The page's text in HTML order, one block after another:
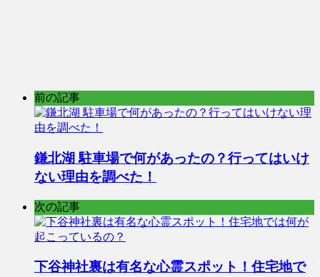
前の記事
鎌北湖 駐車場で何があったの？行ってはいけ
ない理由を調べた！
次の記事
下谷神社裏は有名な心霊スポット！住宅地で